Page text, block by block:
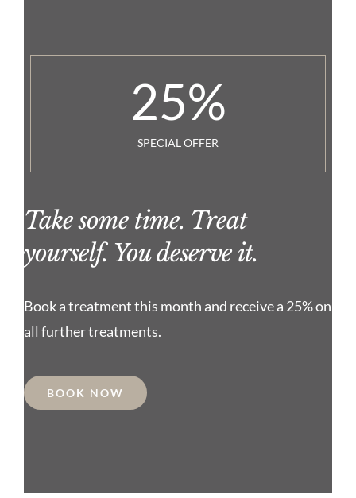
25%
SPECIAL OFFER
Take some time. Treat
yourself. You deserve it.
Book a treatment this month and receive a 25% on
all further treatments.
BOOK NOW